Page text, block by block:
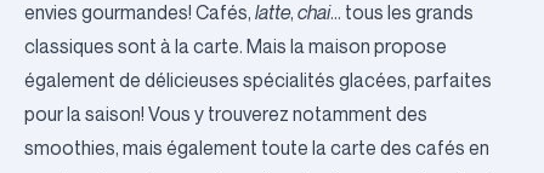
envies gourmandes! Cafés, latte, chai… tous les grands
classiques sont à la carte. Mais la maison propose
également de délicieuses spécialités glacées, parfaites
pour la saison! Vous y trouverez notamment des
smoothies, mais également toute la carte des cafés en